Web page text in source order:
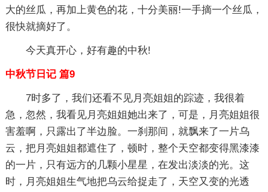
大的丝瓜，再加上黄色的花，十分美丽!一手摘一个丝瓜，
很快就摘好了。
今天真开心，好有趣的中秋!
中秋节日记 篇9
7时多了，我们还看不见月亮姐姐的踪迹，我很着
急，忽然，我看见月亮姐姐她出来了，可是，月亮姐姐很
害羞啊，只露出了半边脸。一刹那间，就飘来了一片乌
云，把月亮姐姐都遮住了，顿时，整个天空都变得黑漆漆
的一片，只有远方的几颗小星星，在发出淡淡的光。这
时，月亮姐姐生气地把乌云给捉走了，天空又变的光透